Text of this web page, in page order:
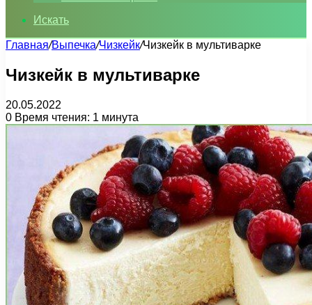
Искать
Главная/Выпечка/Чизкейк/Чизкейк в мультиварке
Чизкейк в мультиварке
20.05.2022
0 Время чтения: 1 минута